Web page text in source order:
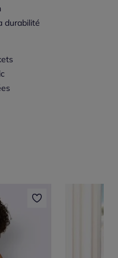
durabilité